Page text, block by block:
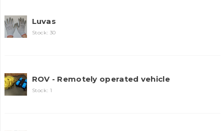
Luvas
Stock: 30
ROV - Remotely operated vehicle
Stock: 1